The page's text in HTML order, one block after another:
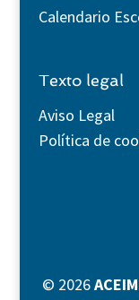
Calendario
Texto legal
Aviso Legal
Política de
© 2026ACEIM